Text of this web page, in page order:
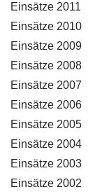
Einsätze 2011
Einsätze 2010
Einsätze 2009
Einsätze 2008
Einsätze 2007
Einsätze 2006
Einsätze 2005
Einsätze 2004
Einsätze 2003
Einsätze 2002